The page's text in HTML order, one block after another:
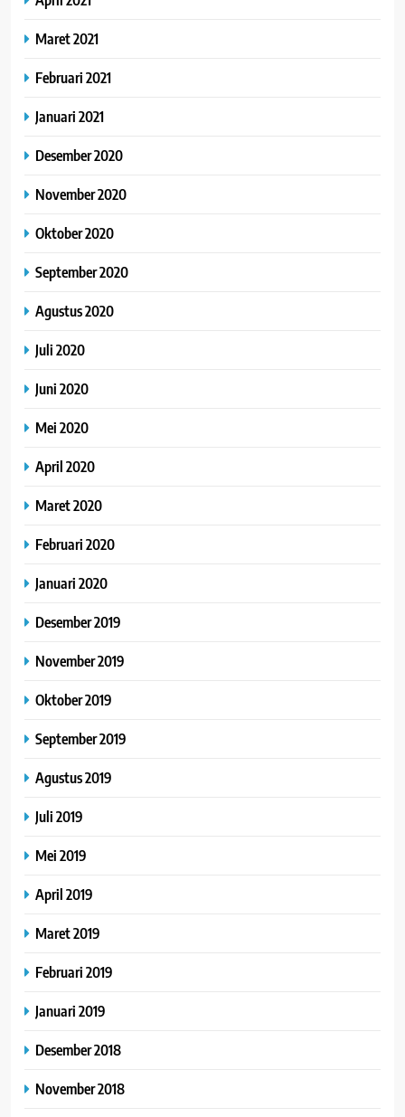
Maret 2021
Februari 2021
Januari 2021
Desember 2020
November 2020
Oktober 2020
September 2020
Agustus 2020
Juli 2020
Juni 2020
Mei 2020
April 2020
Maret 2020
Februari 2020
Januari 2020
Desember 2019
November 2019
Oktober 2019
September 2019
Agustus 2019
Juli 2019
Mei 2019
April 2019
Maret 2019
Februari 2019
Januari 2019
Desember 2018
November 2018